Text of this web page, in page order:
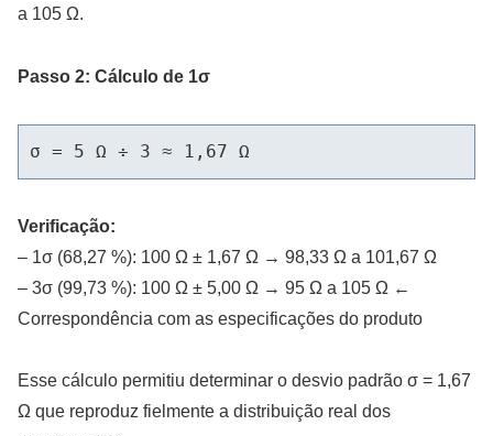
a 105 Ω.
Passo 2: Cálculo de 1σ
Verificação:
– 1σ (68,27 %): 100 Ω ± 1,67 Ω → 98,33 Ω a 101,67 Ω
– 3σ (99,73 %): 100 Ω ± 5,00 Ω → 95 Ω a 105 Ω ←
Correspondência com as especificações do produto
Esse cálculo permitiu determinar o desvio padrão σ = 1,67
Ω que reproduz fielmente a distribuição real dos